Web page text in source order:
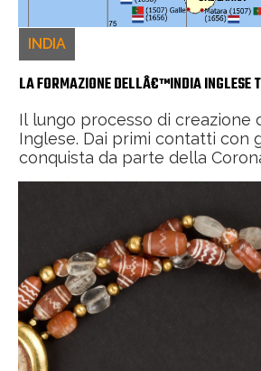
INDIA
LA FORMAZIONE DELLÂ€™INDIA INGLESE
Il lungo processo di creazione
Inglese. Dai primi contatti con
conquista da parte della